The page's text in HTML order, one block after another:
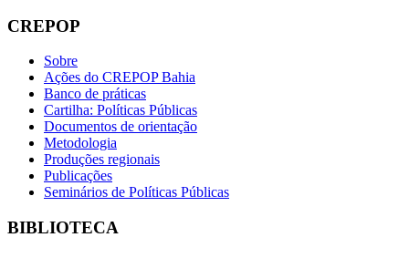
CREPOP
Sobre
Ações do CREPOP Bahia
Banco de práticas
Cartilha: Políticas Públicas
Documentos de orientação
Metodologia
Produções regionais
Publicações
Seminários de Políticas Públicas
BIBLIOTECA